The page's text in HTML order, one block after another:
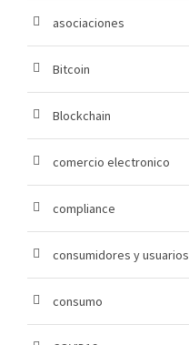
asociaciones
Bitcoin
Blockchain
comercio electronico
compliance
consumidores y usuarios
consumo